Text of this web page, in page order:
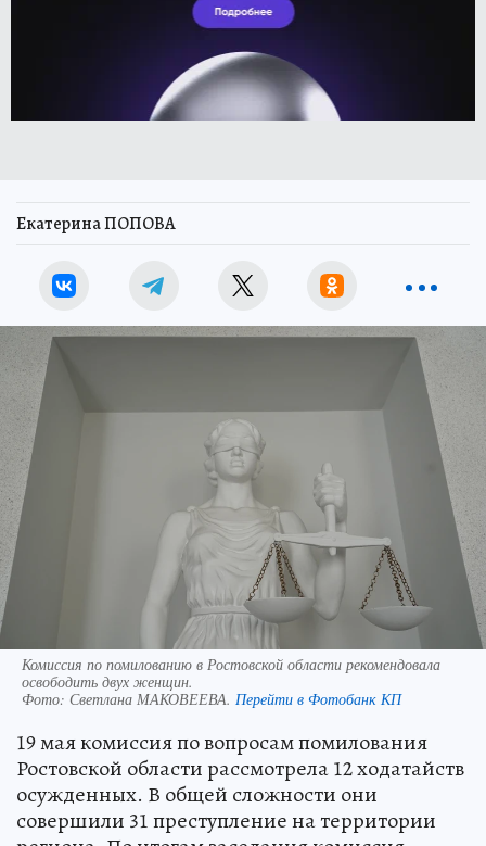
Екатерина ПОПОВА
Комиссия по помилованию в Ростовской области рекомендовала
освободить двух женщин.
Фото: Светлана МАКОВЕЕВА. Перейти в Фотобанк КП
19 мая комиссия по вопросам помилования
Ростовской области рассмотрела 12 ходатайств
осужденных. В общей сложности они
совершили 31 преступление на территории